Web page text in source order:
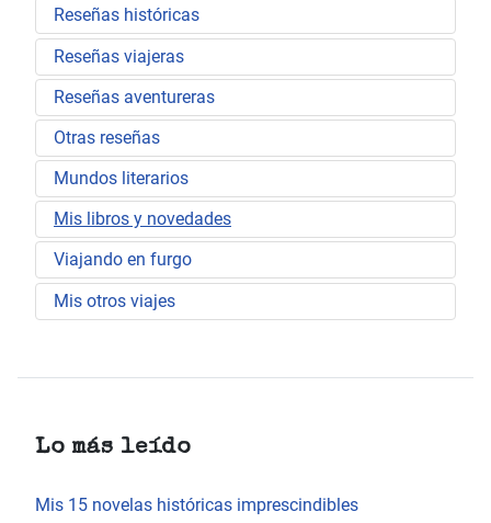
Reseñas históricas
Reseñas viajeras
Reseñas aventureras
Otras reseñas
Mundos literarios
Mis libros y novedades
Viajando en furgo
Mis otros viajes
Lo más leído
Mis 15 novelas históricas imprescindibles